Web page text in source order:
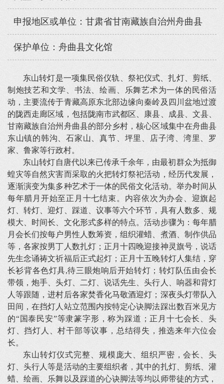
申报地区或单位：甘肃省甘南藏族自治州舟曲县
保护单位：舟曲县文化馆
东山转灯是一项集民俗仪轨、祭祀仪式、扎灯、剪纸、
制炮技艺和文学、书法、绘画、乐舞艺术为一体的民俗活
动，主要流传于青藏高原东北部边缘向秦岭及四川盆地过渡
的陇西走廊区域，包括陇南市武都区、康县、成县、文县、
甘南藏族自治州舟曲县的部分乡村，核心区域集中在舟曲县
东山镇的韩沟、石家山、真节、坪里、店子湾、湾里、罗
家、鲁家等行政村。
东山转灯自唐代以来已传承千余年，由最初群众为抵御
蝗灾等自然灾害而采取的火把转灯祭祀活动，经历代发展，
逐渐演变为集多种艺术于一体的民俗文化活动。举办时间从
每年腊月开始至正月十七结束。内容依次为办会、迎旗起
灯、转灯、迎灯、踩道、议事等六个环节，具有人数多、规
模大、时间长、文化形式多样的特点。活动步骤为：每年腊
月会长们按每户男性人数筹资，组织灌蜡、煮酒、制作供品
等，各家按男丁人数扎灯；正月十四晚迎接神灵旗号，说话
先生念诵祷文祈福后正式起灯；正月十五晚转灯人集结，穿
长衫背各色灯具,待三眼炮响后开始转灯；转灯队伍由会长
带领，炮手、头灯、二灯、说话先生、头行人、响器和背灯
人等跟随，进村后各家焚香化马敬酒迎灯；深夜头灯带队入
田间，在挡灯人站立范围内按特定心诀脚法踩出数百米见方
的“国泰民安”等隶篆字形，称为踩道；正月十七会长、头
灯、挡灯人、村干部等议事，总结得失，推选来年六位会
长。
东山转灯仪式完整、规模庞大、组织严密，会长、头
灯、头行人等是活动的主要组织者，其中的扎灯、剪纸、灌
蜡、绘画、乐舞以及踩道的心诀脚法等均以师带徒的方式，